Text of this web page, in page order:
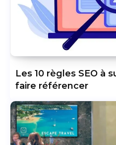
Les 10 règles SEO à
faire référencer